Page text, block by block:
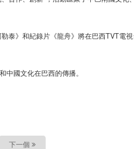
泰》和紀錄片《龍舟》將在巴西TVT電
國文化在巴西的傳播。
下一個